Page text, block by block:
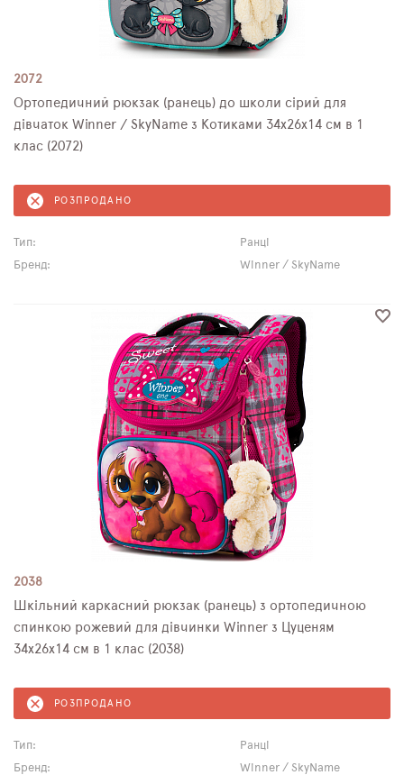
2072
Ортопедичний рюкзак (ранець) до школи сірий для
дівчаток Winner / SkyName з Котиками 34х26х14 см в 1
клас (2072)
РОЗПРОДАНО
Тип:
Ранці
Бренд:
Winner / SkyName
2038
Шкільний каркасний рюкзак (ранець) з ортопедичною
спинкою рожевий для дівчинки Winner з Цуценям
34х26х14 см в 1 клас (2038)
РОЗПРОДАНО
Тип:
Ранці
Бренд:
Winner / SkyName